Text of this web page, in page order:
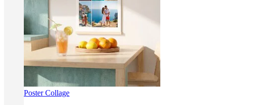
Poster Collage